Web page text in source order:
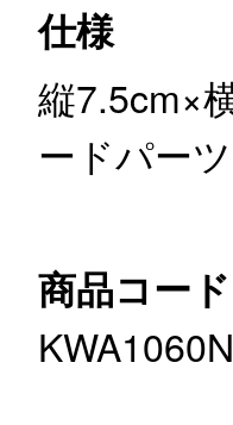
仕様
縦7.5cm×
ードパー
商品コード